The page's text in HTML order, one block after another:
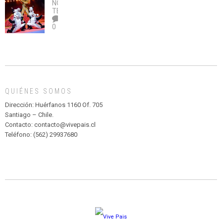
legalice
el
abuso”
DE
TEATRO
Y
MADAGASCAR
PARQUE
HURATDO
NOTICIAS
TEATRO
0
QUIÉNES SOMOS
Dirección: Huérfanos 1160 Of. 705
Santiago – Chile.
Contacto: contacto@vivepais.cl
Teléfono: (562) 29937680